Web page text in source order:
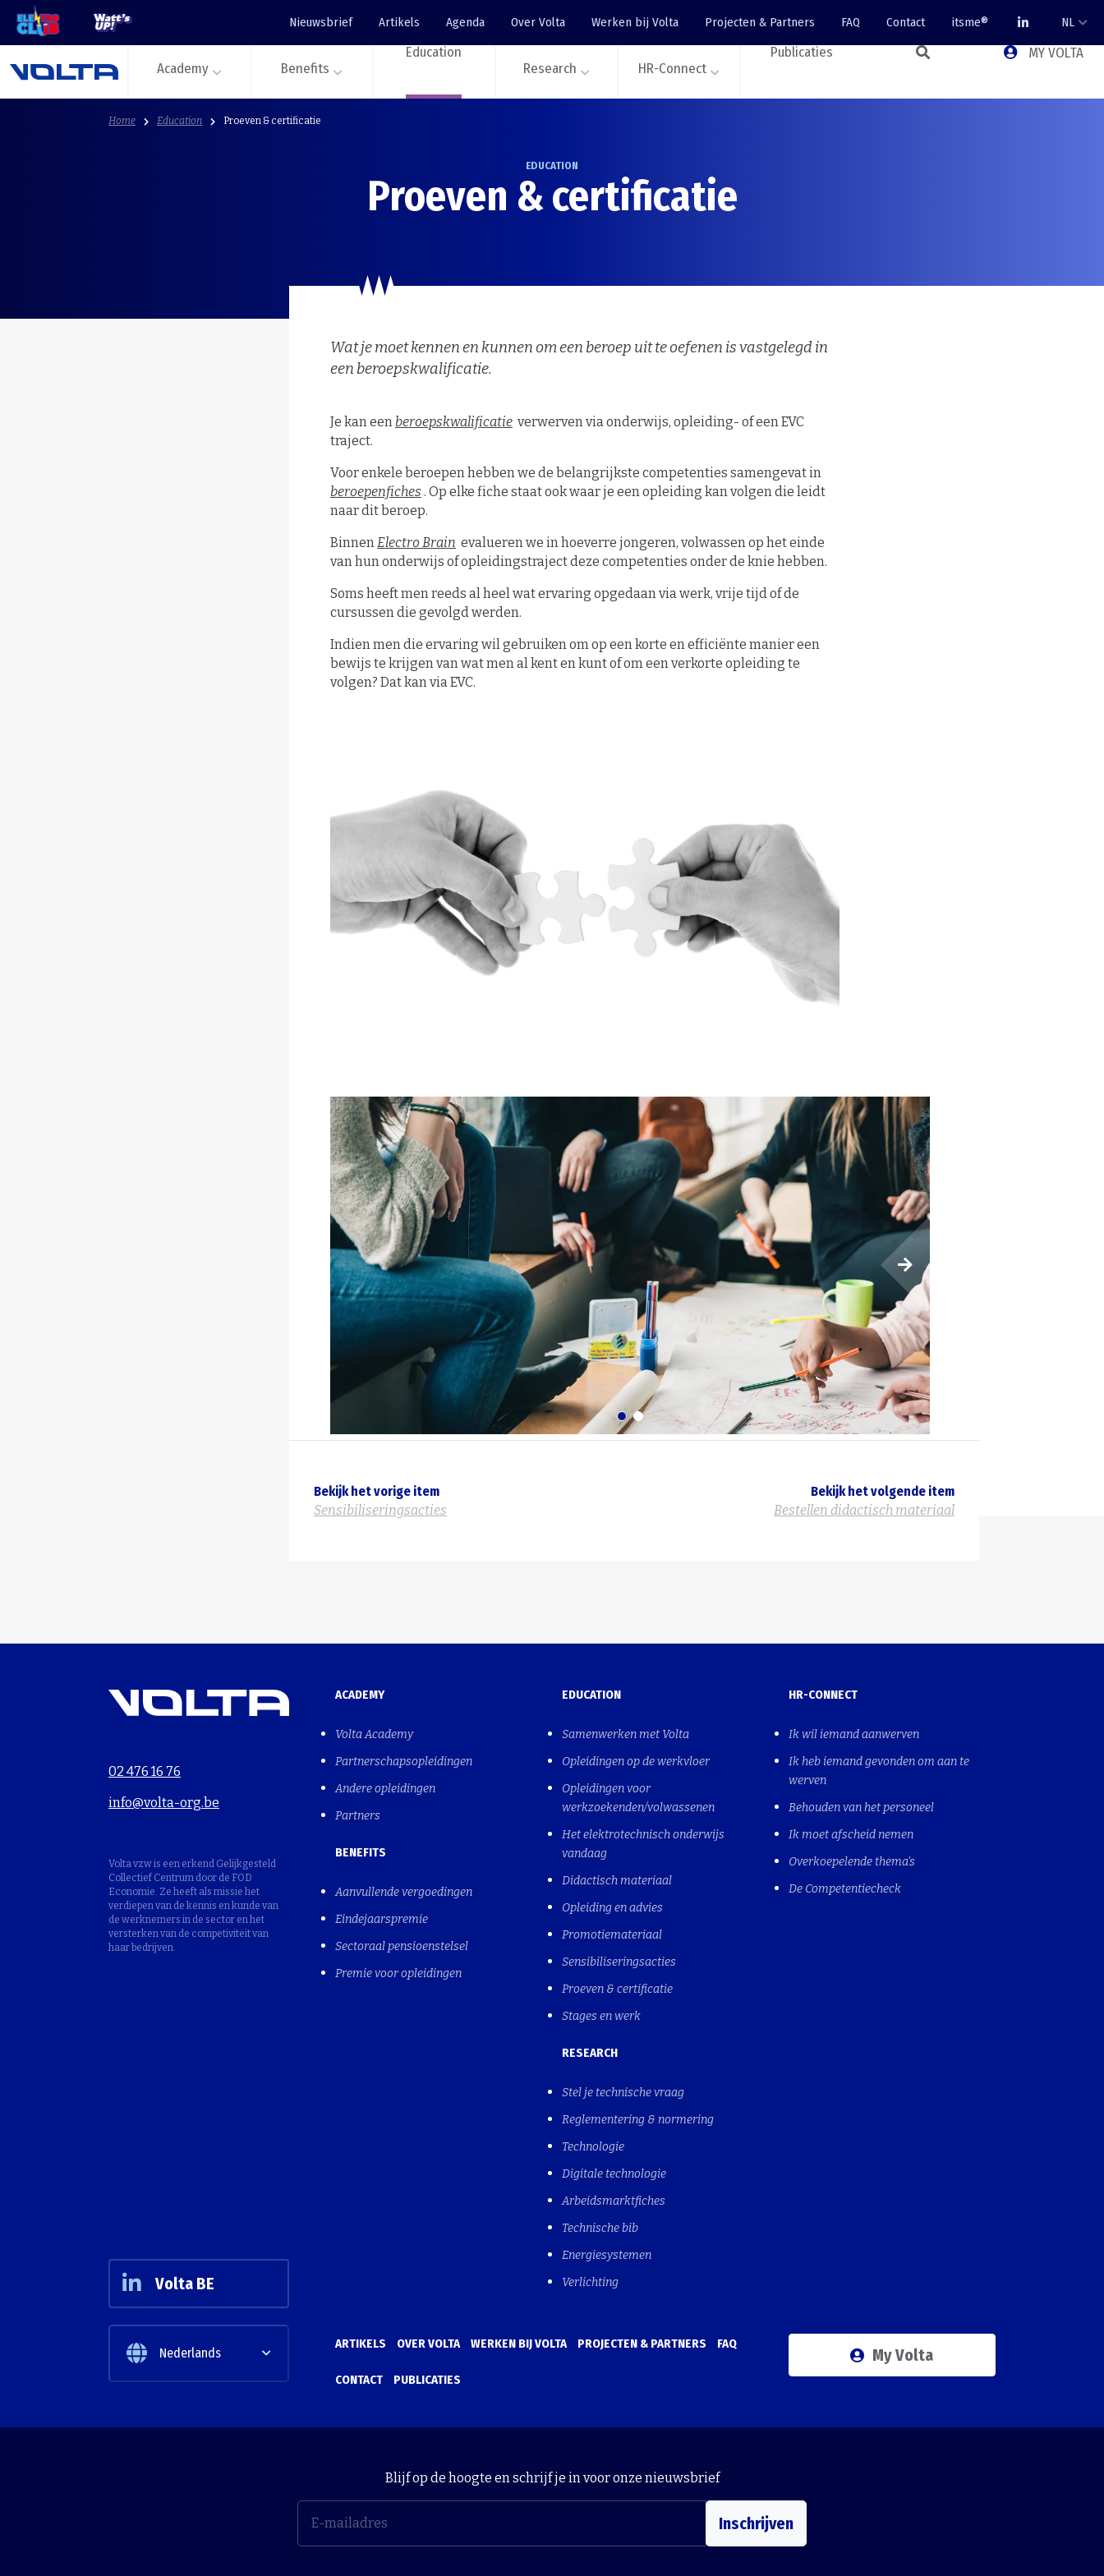
Nieuwsbrief Artikels Agenda Over Volta Werken bij Volta Projecten & Partners FAQ Contact itsme® NL
Academy Benefits
Education
Research
HR-Connect
Publicaties MY VOLTA
Home Education Proeven & certificatie
EDUCATION
Proeven & certificatie
Wat je moet kennen en kunnen om een beroep uit te oefenen is vastgelegd in
een beroepskwalificatie.
Je kan een beroepskwalificatie verwerven via onderwijs, opleiding- of een EVC
traject.
Voor enkele beroepen hebben we de belangrijkste competenties samengevat in
beroepenfiches . Op elke fiche staat ook waar je een opleiding kan volgen die leidt
naar dit beroep.
BinnenElectro Brain evalueren we in hoeverre jongeren, volwassen op het einde
van hun onderwijs of opleidingstraject deze competenties onder de knie hebben.
Soms heeft men reeds al heel wat ervaring opgedaan via werk, vrije tijd of de
cursussen die gevolgd werden.
Indien men die ervaring wil gebruiken om op een korte en efficiënte manier een
bewijs te krijgen van wat men al kent en kunt of om een verkorte opleiding te
volgen? Dat kan via EVC.
Bekijk het vorige item
Sensibiliseringsacties
Bekijk het volgende item
Bestellen didactisch materiaal
02 476 16 76
info@volta-org.be
Volta vzw is een erkend Gelijkgesteld
Collectief Centrum door de FOD
Economie. Ze heeft als missie het
verdiepen van de kennis en kunde van
de werknemers in de sector en het
versterken van de competiviteit van
haar bedrijven.
Volta BE
Nederlands
ACADEMY
Volta Academy
Partnerschapsopleidingen
Andere opleidingen
Partners
BENEFITS
Aanvullende vergoedingen
Eindejaarspremie
Sectoraal pensioenstelsel
Premie voor opleidingen
EDUCATION
Samenwerken met Volta
Opleidingen op de werkvloer
Opleidingen voor
werkzoekenden/volwassenen
Het elektrotechnisch onderwijs
vandaag
Didactisch materiaal
Opleiding en advies
Promotiemateriaal
Sensibiliseringsacties
Proeven & certificatie
Stages en werk
RESEARCH
Stel je technische vraag
Reglementering & normering
Technologie
Digitale technologie
Arbeidsmarktfiches
Technische bib
Energiesystemen
Verlichting
HR-CONNECT
Ik wil iemand aanwerven
Ik heb iemand gevonden om aan te
werven
Behouden van het personeel
Ik moet afscheid nemen
Overkoepelende thema's
De Competentiecheck
ARTIKELS OVER VOLTA WERKEN BIJ VOLTA PROJECTEN & PARTNERS FAQ
CONTACT PUBLICATIES
My Volta
Blijf op de hoogte en schrijf je in voor onze nieuwsbrief
Inschrijven